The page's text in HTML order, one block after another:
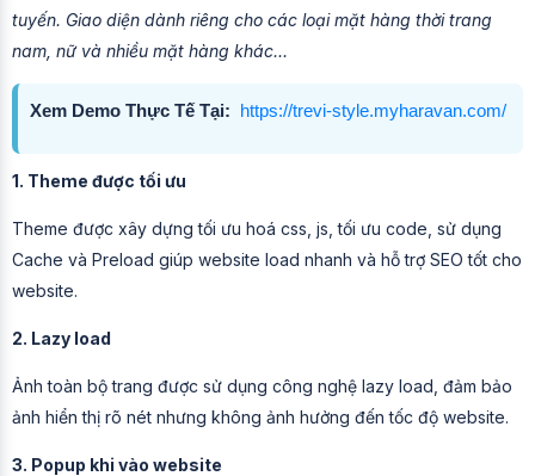
tuyến. Giao diện dành riêng cho các loại mặt hàng thời trang
nam, nữ và nhiều mặt hàng khác...
Xem Demo Thực Tế Tại: https://trevi-style.myharavan.com/
1. Theme được tối ưu
Theme được xây dựng tối ưu hoá css, js, tối ưu code, sử dụng
Cache và Preload giúp website load nhanh và hỗ trợ SEO tốt cho
website.
2. Lazy load
Ảnh toàn bộ trang được sử dụng công nghệ lazy load, đảm bảo
ảnh hiển thị rõ nét nhưng không ảnh hưởng đến tốc độ website.
3. Popup khi vào website